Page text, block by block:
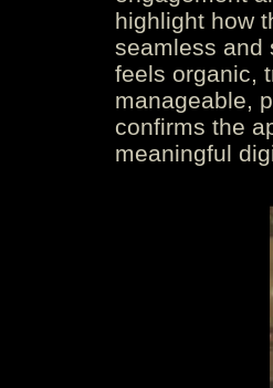
highlight how
seamless and
feels organic,
manageable,
confirms the
meaningful